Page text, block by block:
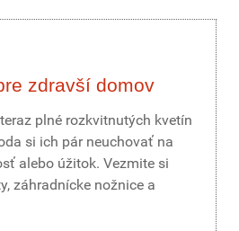
zdravší domov
plné rozkvitnutých kvetín
si ich pár neuchovať na
alebo úžitok. Vezmite si
záhradnícke nožnice a